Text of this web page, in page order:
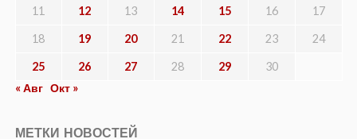
11 12 13 14 15 16 17
18 19 20 21 22 23 24
25 26 27 28 29
30
« Авг Окт »
МЕТКИ НОВОСТЕЙ